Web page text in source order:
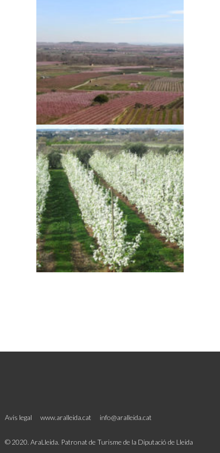
Avis legal www.aralleida.cat info@aralleida.cat
© 2020. AraLleida. Patronat de Turisme de la Diputació de Lleida